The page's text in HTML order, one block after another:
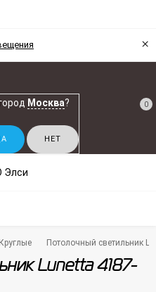
×
Москва? 0
Круглые Потолочный светильник
Lunetta 4187-